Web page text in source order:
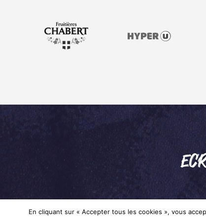
En cliquant sur « Accepter tous les cookies », vous